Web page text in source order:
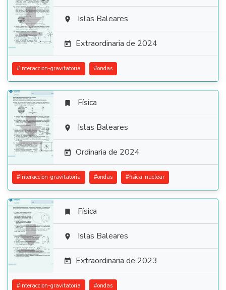
  Islas Baleares
 Extraordinaria de 2024
#interaccion-gravitatoria #ondas

 Física
 Islas Baleares
 Ordinaria de 2024
#interaccion-gravitatoria #ondas #fisica-nuclear

 Física
 Islas Baleares
 Extraordinaria de 2023
#interaccion-gravitatoria #ondas